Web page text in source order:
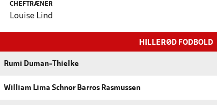
CHEFTRÆNER
Louise Lind
HILLERØD FODBOLD
Rumi Duman-Thielke
William Lima Schnor Barros Rasmussen